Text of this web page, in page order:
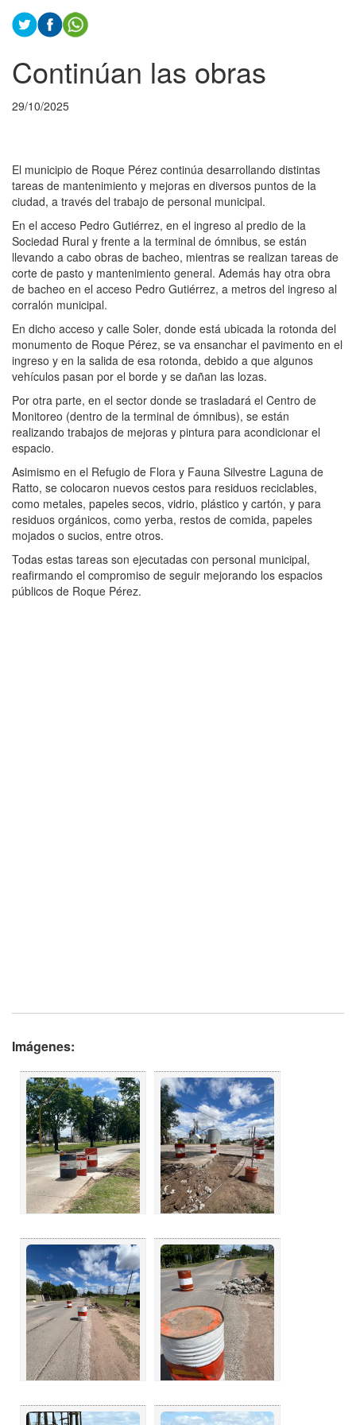
Continúan las obras
29/10/2025
El municipio de Roque Pérez continúa desarrollando distintas
tareas de mantenimiento y mejoras en diversos puntos de la
ciudad, a través del trabajo de personal municipal.
En el acceso Pedro Gutiérrez, en el ingreso al predio de la
Sociedad Rural y frente a la terminal de ómnibus, se están
llevando a cabo obras de bacheo, mientras se realizan tareas de
corte de pasto y mantenimiento general. Además hay otra obra
de bacheo en el acceso Pedro Gutiérrez, a metros del ingreso al
corralón municipal.
En dicho acceso y calle Soler, donde está ubicada la rotonda del
monumento de Roque Pérez, se va ensanchar el pavimento en el
ingreso y en la salida de esa rotonda, debido a que algunos
vehículos pasan por el borde y se dañan las lozas.
Por otra parte, en el sector donde se trasladará el Centro de
Monitoreo (dentro de la terminal de ómnibus), se están
realizando trabajos de mejoras y pintura para acondicionar el
espacio.
Asimismo en el Refugio de Flora y Fauna Silvestre Laguna de
Ratto, se colocaron nuevos cestos para residuos reciclables,
como metales, papeles secos, vidrio, plástico y cartón, y para
residuos orgánicos, como yerba, restos de comida, papeles
mojados o sucios, entre otros.
Todas estas tareas son ejecutadas con personal municipal,
reafirmando el compromiso de seguir mejorando los espacios
públicos de Roque Pérez.
Imágenes: